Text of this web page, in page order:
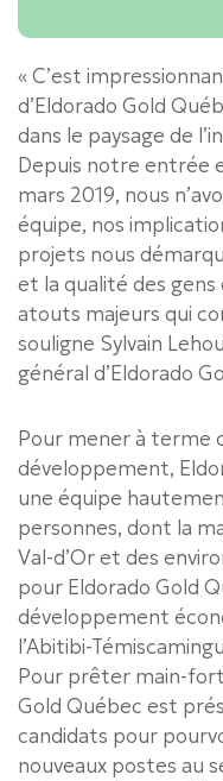
« C’est
d’Eldorado Gold
dans le paysage de
Depuis notre entrée
mars 2019, nous
équipe, nos
projets nous
et la qualité des
atouts majeurs qui
souligne Sylvain
général d’Eldorado
Pour mener à terme
développement,
une équipe
personnes, dont la
Val-d’Or et des
pour Eldorado Gold
développement
l’Abitibi-
Pour prêter main-
Gold Québec est
candidats pour
nouveaux postes au